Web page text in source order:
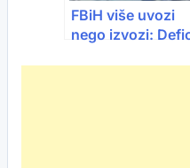
FBiH više uvozi
nego izvozi: